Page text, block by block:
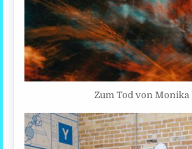
Zum Tod von Monika